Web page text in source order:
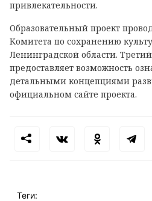
привлекательности.
Образовательный проект
Комитета по сохранению
Ленинградской области.
предоставляет возможность
детальными концепциями
официальном сайте проекта.
Теги: